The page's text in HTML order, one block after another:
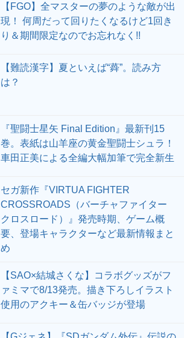
【FGO】全マスターの夢のような敵が出
現！ 何周だって回りたくなるけど1回き
り＆期間限定なのでお忘れなく!!
【難読漢字】夏といえば“蕣”。読み方
は？
『聖闘士星矢 Final Edition』最新刊15
巻。表紙は山羊座の黄金聖闘士シュラ！
車田正美による全編大幅加筆で完全新生
セガ新作『VIRTUA FIGHTER
CROSSROADS（バーチャファイター
クロスロード）』発売時期、ゲーム概
要、登場キャラクターなど最新情報まと
め
【SAO×結城さくな】コラボグッズがフ
ァミマで8/13発売。描き下ろしイラスト
使用のアクキー＆缶バッジが登場